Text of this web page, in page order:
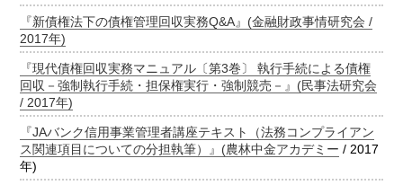
『新債権法下の債権管理回収実務Q&A』(金融財政事情研究会 /
2017年)
『現代債権回収実務マニュアル〔第3巻〕 執行手続による債権
回収－強制執行手続・担保権実行・強制競売－』(民事法研究会
/ 2017年)
『JAバンク信用事業管理者講座テキスト（法務コンプライアン
ス関連項目についての分担執筆）』(農林中金アカデミー / 2017
年)